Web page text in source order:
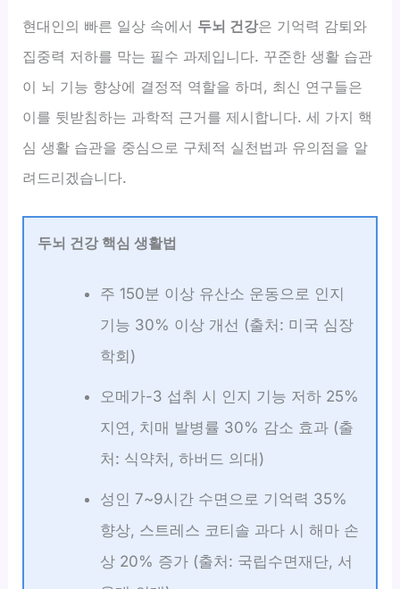
현대인의 빠른 일상 속에서 두뇌 건강은 기억력 감퇴와
집중력 저하를 막는 필수 과제입니다. 꾸준한 생활 습관
이 뇌 기능 향상에 결정적 역할을 하며, 최신 연구들은
이를 뒷받침하는 과학적 근거를 제시합니다. 세 가지 핵
심 생활 습관을 중심으로 구체적 실천법과 유의점을 알
려드리겠습니다.
두뇌 건강 핵심 생활법
주 150분 이상 유산소 운동으로 인지
기능 30% 이상 개선 (출처: 미국 심장
학회)
오메가-3 섭취 시 인지 기능 저하 25%
지연, 치매 발병률 30% 감소 효과 (출
처: 식약처, 하버드 의대)
성인 7~9시간 수면으로 기억력 35%
향상, 스트레스 코티솔 과다 시 해마 손
상 20% 증가 (출처: 국립수면재단, 서